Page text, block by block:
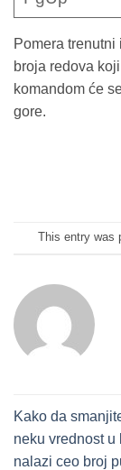
Pomera
broja redova
komandom će
gore.
This entry was
Kako da
neku vrednost u
nalazi ceo broj